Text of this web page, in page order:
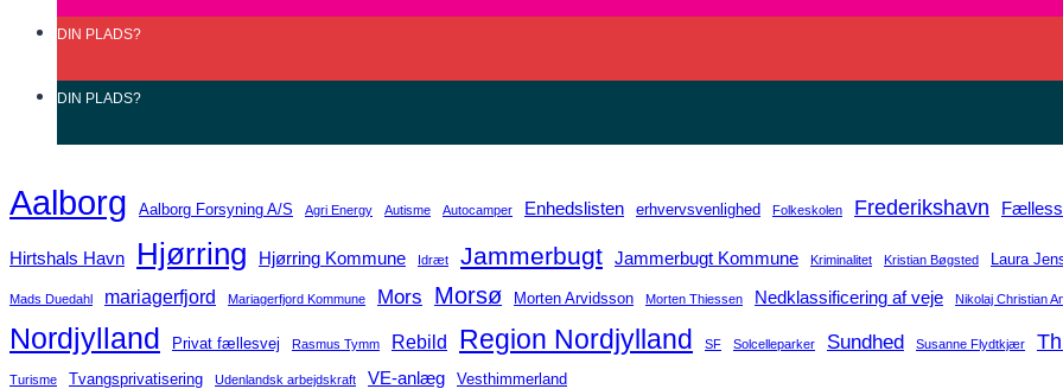
DIN PLADS?
DIN PLADS?
Aalborg Aalborg Forsyning A/S Agri Energy Autisme Autocamper Enhedslisten erhvervsvenlighed Folkeskolen Frederikshavn
Hirtshals Havn Hjørring Hjørring Kommune Idræt Jammerbugt Jammerbugt Kommune Kriminalitet Kristian Bøgsted Laura
Mads Duedahl mariagerfjord Mariagerfjord Kommune Mors Morsø Morten Arvidsson Morten Thiessen Nedklassificering af veje Nikolaj Christian
Nordjylland Privat fællesvej Rasmus Tymm Rebild Region Nordjylland SF Solcelleparker Sundhed Susanne Flydtkjær
Turisme Tvangsprivatisering Udenlandsk arbejdskraft VE-anlæg Vesthimmerland